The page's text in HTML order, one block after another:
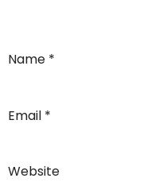
Name *
Email *
Website